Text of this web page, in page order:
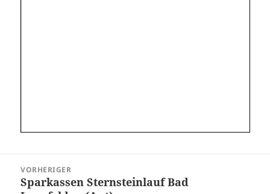
VORHERIGER
Vorheriger
Sparkassen Sternsteinlauf Bad